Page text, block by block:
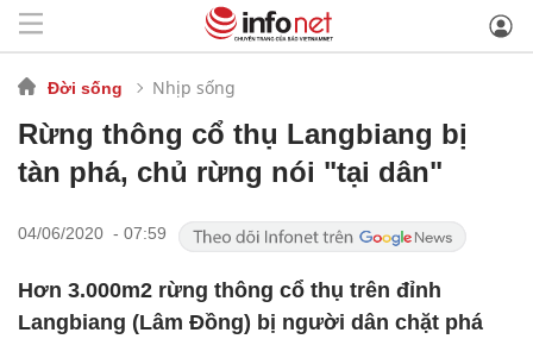
Đời sống Nhịp sống
Rừng thông cổ thụ Langbiang bị
tàn phá, chủ rừng nói "tại dân"
04/06/2020 - 07:59
Hơn 3.000m2 rừng thông cổ thụ trên đỉnh
Langbiang (Lâm Đồng) bị người dân chặt phá